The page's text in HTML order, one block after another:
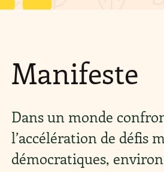
Manifeste
Dans un monde
l’accélération de défis
démocratiques,